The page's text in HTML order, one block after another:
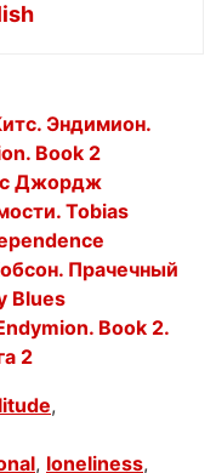
Эндимион.
Book 2
Джордж
Tobias
Прачечный
Blues
Book 2.
2
,
, loneliness,